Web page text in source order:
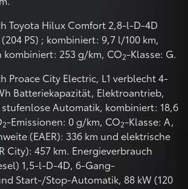
Toyota Hilux Comfort 2,8-l-D-4D
PS) ; kombiniert: 9,7 l/100 km,
kombiniert: 253 g/km, CO2-Klasse: G.
Proace City Electric, L1 verblecht 4-
Batteriekapazität, Elektroantrieb,
stufenlose Automatik, kombiniert: 18,6
2-Emissionen: 0 g/km, CO2-Klasse: A,
(EAER): 336 km und elektrische
City): 457 km. Energieverbrauch
1,5-l-D-4D, 6-Gang-
Start-/Stop-Automatik, 88 kW (120